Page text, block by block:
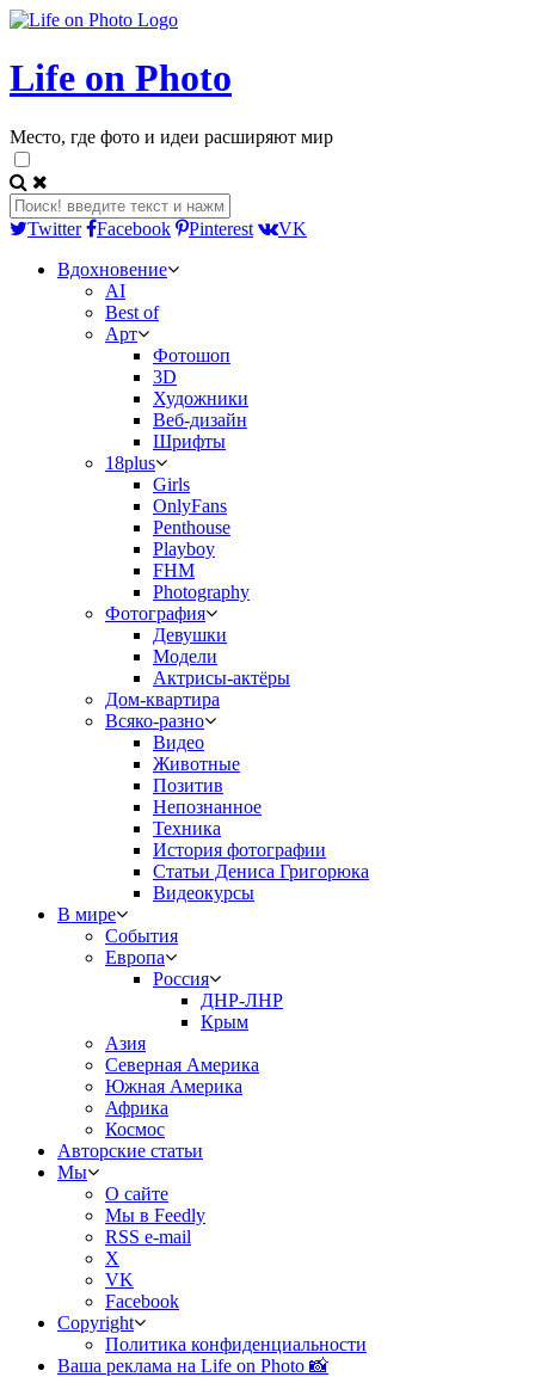
Life on Photo
Место, где фото и идеи расширяют мир
Twitter Facebook Pinterest
VK
Вдохновение
AI
Best of
Арт
Фотошоп
3D
Художники
Веб-дизайн
Шрифты
18plus
Girls
OnlyFans
Penthouse
Playboy
FHM
Photography
Фотография
Девушки
Модели
Актрисы-актёры
Дом-квартира
Всяко-разно
Видео
Животные
Позитив
Непознанное
Техника
История фотографии
Статьи Дениса Григорюка
Видеокурсы
В мире
События
Европа
Россия
ДНР-ЛНР
Крым
Азия
Северная Америка
Южная Америка
Африка
Космос
Авторские статьи
Мы
О сайте
Мы в Feedly
RSS e-mail
X
VK
Facebook
Copyright
Политика конфиденциальности
Ваша реклама на Life on Photo 📸